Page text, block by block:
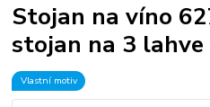
Stojan na víno
stojan na 3 lahve
Vlastní motiv